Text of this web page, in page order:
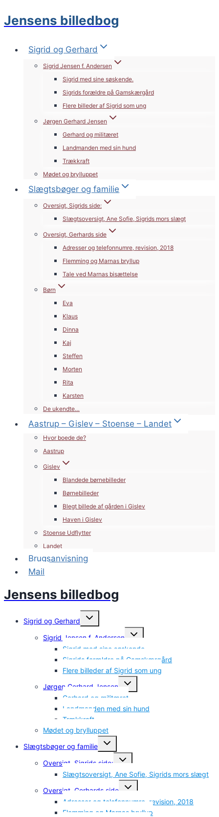
Fortsæt
indhold
Jensens billedbog
Sigrid og Gerhard
Sigrid Jensen f. Andersen
Sigrid med sine søskende.
Sigrids forældre på Gamskærgård
Flere billeder af Sigrid som ung
Jørgen Gerhard Jensen
Gerhard og militæret
Landmanden med sin hund
Trækkraft
Mødet og brylluppet
Slægtsbøger og familie
Oversigt, Sigrids side:
Slægtsoversigt, Ane Sofie, Sigrids mors slægt
Oversigt, Gerhards side
Adresser og telefonnumre, revision, 2018
Flemming og Marnas bryllup
Tale ved Marnas bisættelse
Børn
Eva
Klaus
Dinna
Kaj
Steffen
Morten
Rita
Karsten
De ukendte…
Aastrup – Gislev – Stoense – Landet
Hvor boede de?
Aastrup
Gislev
Blandede børnebilleder
Børnebilleder
Blegt billede af gården i Gislev
Haven i Gislev
Stoense Udflytter
Landet
Brugsanvisning
Mail
Jensens billedbog
Sigrid og Gerhard
Skift
Sigrid Jensen f. Andersen
Skift
undermenu
Sigrid med sine søskende.
Sigrids forældre på Gamskærgård
Flere billeder af Sigrid som ung
Jørgen Gerhard Jensen
Skift
Gerhard og militæret
Landmanden med sin hund
Trækkraft
Mødet og brylluppet
Slægtsbøger og familie
Skift
Oversigt, Sigrids side:
Skift
undermenu
Slægtsoversigt, Ane Sofie, Sigrids mors slægt
Oversigt, Gerhards side
Skift
undermenu
Adresser og telefonnumre, revision, 2018
Flemming og Marnas bryllup